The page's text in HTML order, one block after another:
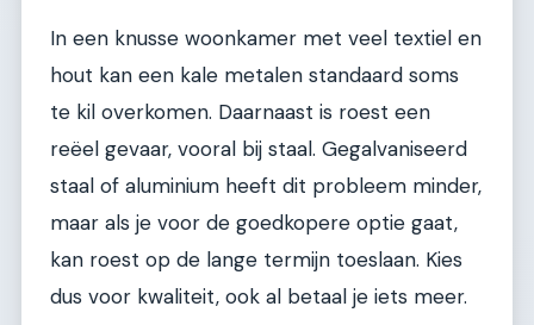
In een knusse woonkamer met veel textiel en
hout kan een kale metalen standaard soms
te kil overkomen. Daarnaast is roest een
reëel gevaar, vooral bij staal. Gegalvaniseerd
staal of aluminium heeft dit probleem minder,
maar als je voor de goedkopere optie gaat,
kan roest op de lange termijn toeslaan. Kies
dus voor kwaliteit, ook al betaal je iets meer.